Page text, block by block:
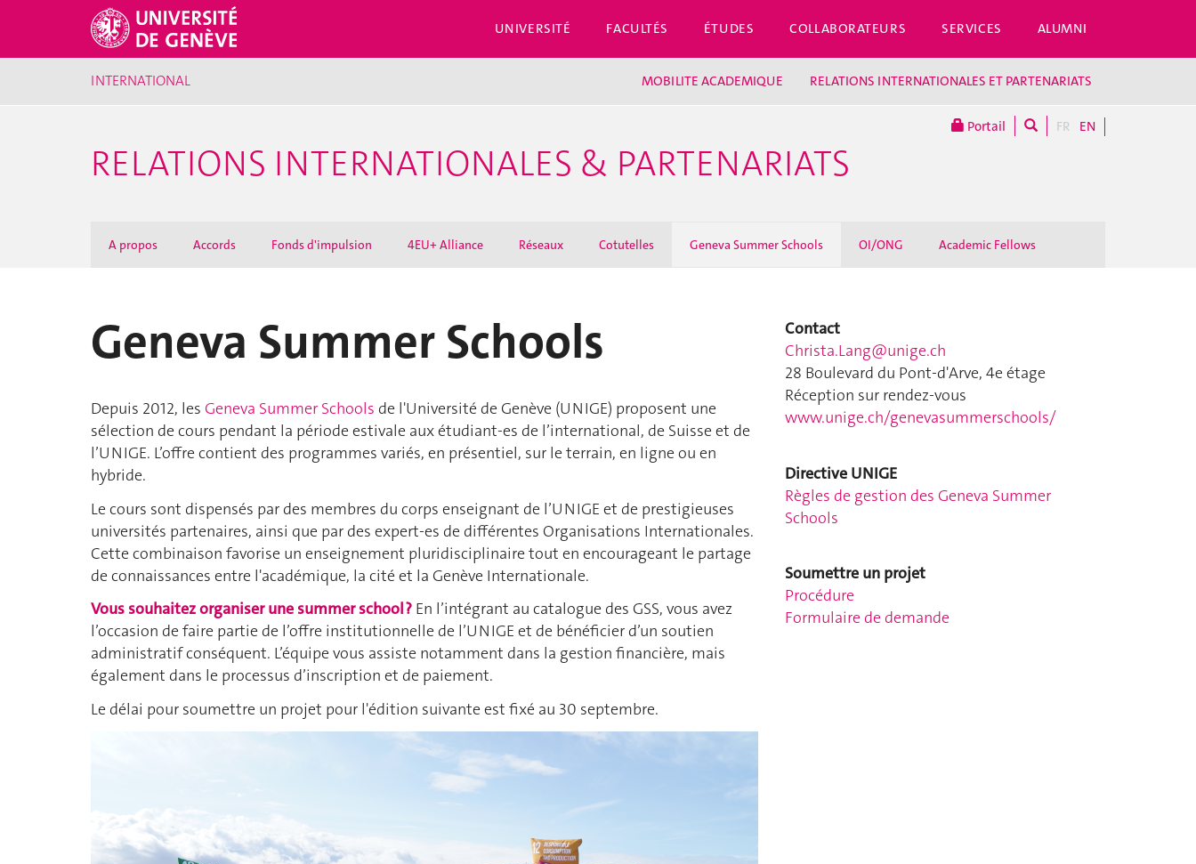
UNIVERSITÉ FACULTÉS ÉTUDES COLLABORATEURS SERVICES ALUMNI
Portail FR EN
INTERNATIONAL MOBILITE ACADEMIQUE RELATIONS INTERNATIONALES ET PARTENARIATS
RELATIONS INTERNATIONALES & PARTENARIATS
A propos Accords Fonds d'impulsion 4EU+ Alliance Réseaux Cotutelles Geneva Summer Schools OI/ONG Academic Fellows
Geneva Summer Schools
Depuis 2012, les Geneva Summer Schools de l'Université de Genève (UNIGE) proposent une
sélection de cours pendant la période estivale aux étudiant-es de l’international, de Suisse et de
l’UNIGE. L’offre contient des programmes variés, en présentiel, sur le terrain, en ligne ou en
hybride.
Le cours sont dispensés par des membres du corps enseignant de l’UNIGE et de prestigieuses
universités partenaires, ainsi que par des expert-es de différentes Organisations Internationales.
Cette combinaison favorise un enseignement pluridisciplinaire tout en encourageant le partage
de connaissances entre l'académique, la cité et la Genève Internationale.
Vous souhaitez organiser une summer school ? En l’intégrant au catalogue des GSS, vous avez
l’occasion de faire partie de l’offre institutionnelle de l’UNIGE et de bénéficier d’un soutien
administratif conséquent. L’équipe vous assiste notamment dans la gestion financière, mais
également dans le processus d’inscription et de paiement.
Le délai pour soumettre un projet pour l'édition suivante est fixé au 30 septembre.
Contact
Christa.Lang@unige.ch
28 Boulevard du Pont-d'Arve, 4e étage
Réception sur rendez-vous
www.unige.ch/genevasummerschools/
Directive UNIGE
Règles de gestion des Geneva Summer
Schools
Soumettre un projet
Procédure
Formulaire de demande